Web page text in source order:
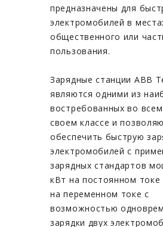
предназначены для
электромобилей в
общественного или
пользования.
Зарядные станции ABB
являются одними из
востребованных во
своем классе и
обеспечить быструю
электромобилей с
зарядных стандартов
кВт на постоянном токе
на переменном токе с
возможностью
зарядки двух